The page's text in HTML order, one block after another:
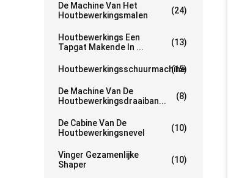
De Machine Van Het
Houtbewerkingsmalen
(24)
Houtbewerkings Een
Tapgat Makende In ...
(13)
Houtbewerkingsschuurmachine
(15)
De Machine Van De
Houtbewerkingsdraaiban...
(8)
De Cabine Van De
Houtbewerkingsnevel
(10)
Vinger Gezamenlijke
Shaper
(10)